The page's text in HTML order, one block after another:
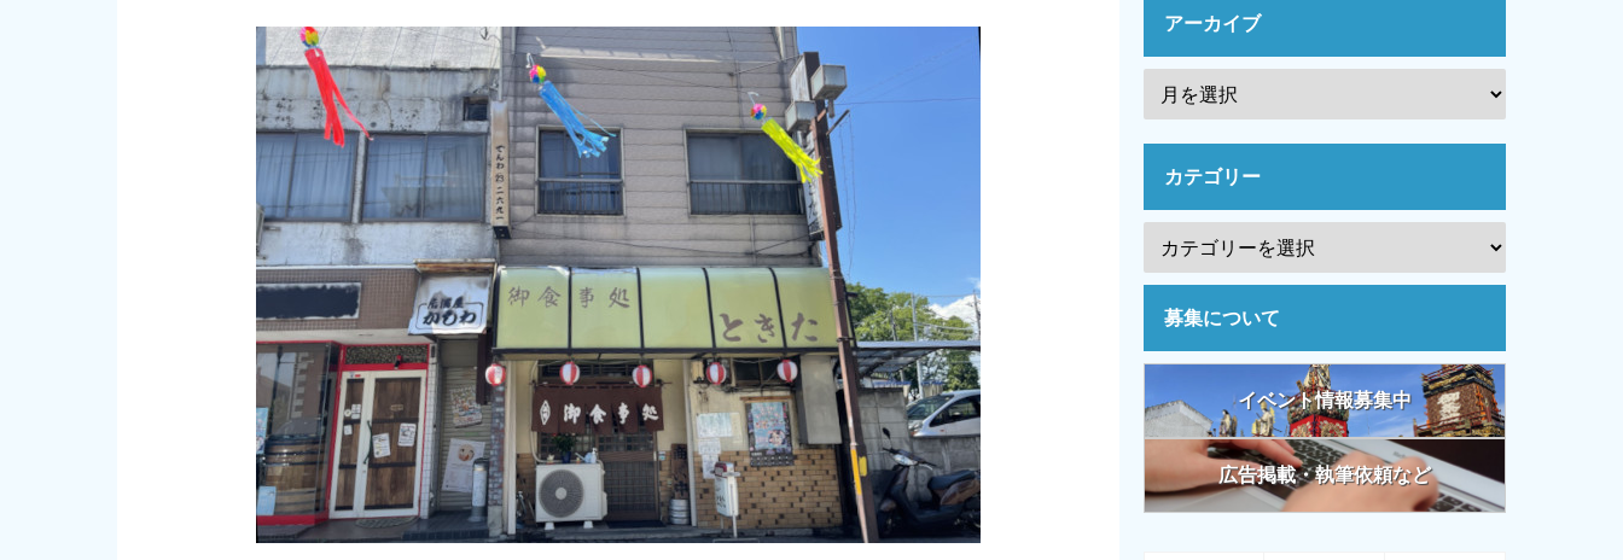
アーカイブ
カテゴリー
募集について
イベント情報募集中
広告掲載・執筆依頼など